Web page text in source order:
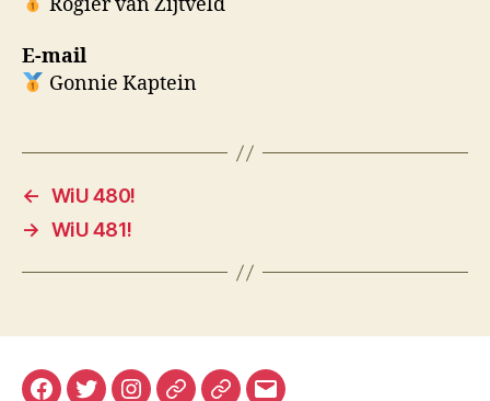
E-mail
Gonnie Kaptein
← WiU 480!
→ WiU 481!